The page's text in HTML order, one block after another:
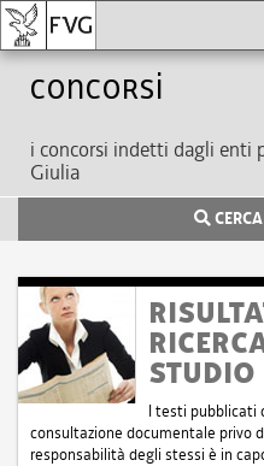
Concorsi
i concorsi indetti dagli enti
Giulia
STUDIO
I testi pubblicati
consultazione documentale privo
responsabilità degli stessi è in